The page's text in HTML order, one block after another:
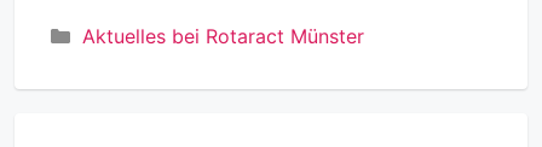
Kategorien
Aktuelles bei Rotaract Münster